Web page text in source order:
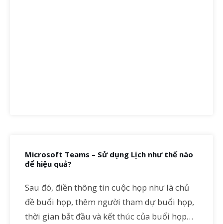
Microsoft Teams – Sử dụng Lịch như thế nào
để hiệu quả?
Sau đó, điền thông tin cuộc họp như là chủ
đề buổi họp, thêm người tham dự buổi họp,
thời gian bắt đầu và kết thúc của buổi họp…